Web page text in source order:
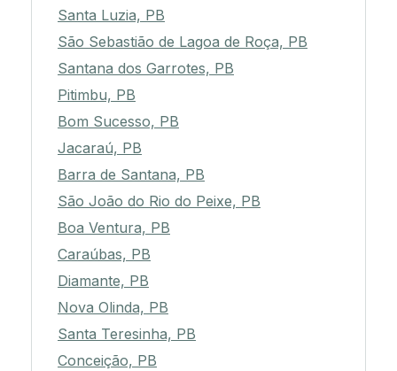
Santa Luzia, PB
São Sebastião de Lagoa de Roça, PB
Santana dos Garrotes, PB
Pitimbu, PB
Bom Sucesso, PB
Jacaraú, PB
Barra de Santana, PB
São João do Rio do Peixe, PB
Boa Ventura, PB
Caraúbas, PB
Diamante, PB
Nova Olinda, PB
Santa Teresinha, PB
Conceição, PB